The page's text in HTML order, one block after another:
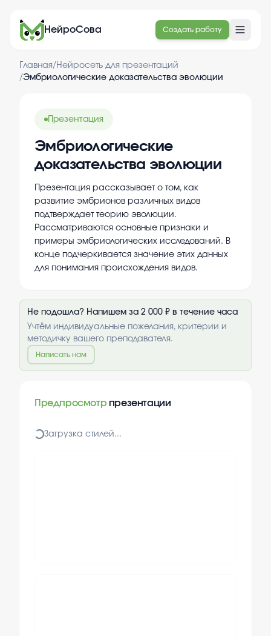
НейроСова Создать работу
Главная/ Нейросеть для презентаций
/Эмбриологические доказательства эволюции
Презентация
Эмбриологические
доказательства эволюции
Презентация рассказывает о том, как
развитие эмбрионов различных видов
подтверждает теорию эволюции.
Рассматриваются основные признаки и
примеры эмбриологических исследований. В
конце подчеркивается значение этих данных
для понимания происхождения видов.
Не подошла? Напишем за 2 000 ₽ в течение часа
Учтём индивидуальные пожелания, критерии и
методичку вашего преподавателя.
Написать нам
Предпросмотр презентации
Загрузка стилей...